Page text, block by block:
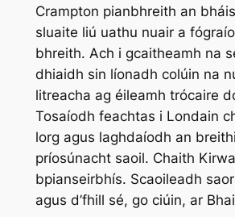
Crampton pianbhreith an
sluaite liú uathu nuair a
bhreith. Ach i gcaitheamh na
dhiaidh sin líonadh colúin na
litreacha ag éileamh trócaire
Tosaíodh feachtas i Londain
lorg agus laghdaíodh an
príosúnacht saoil. Chaith
bpianseirbhís. Scaoileadh
agus d’fhill sé, go ciúin, ar